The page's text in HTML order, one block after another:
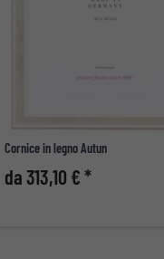
Cornice in legno Autun
da 313,10 € *